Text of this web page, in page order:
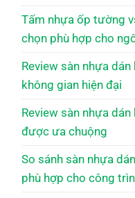
Tấm nhựa ốp tường
chọn phù hợp cho
Review sàn nhựa
không gian hiện đại
Review sàn nhựa
được ưa chuộng
So sánh sàn nhựa
phù hợp cho công